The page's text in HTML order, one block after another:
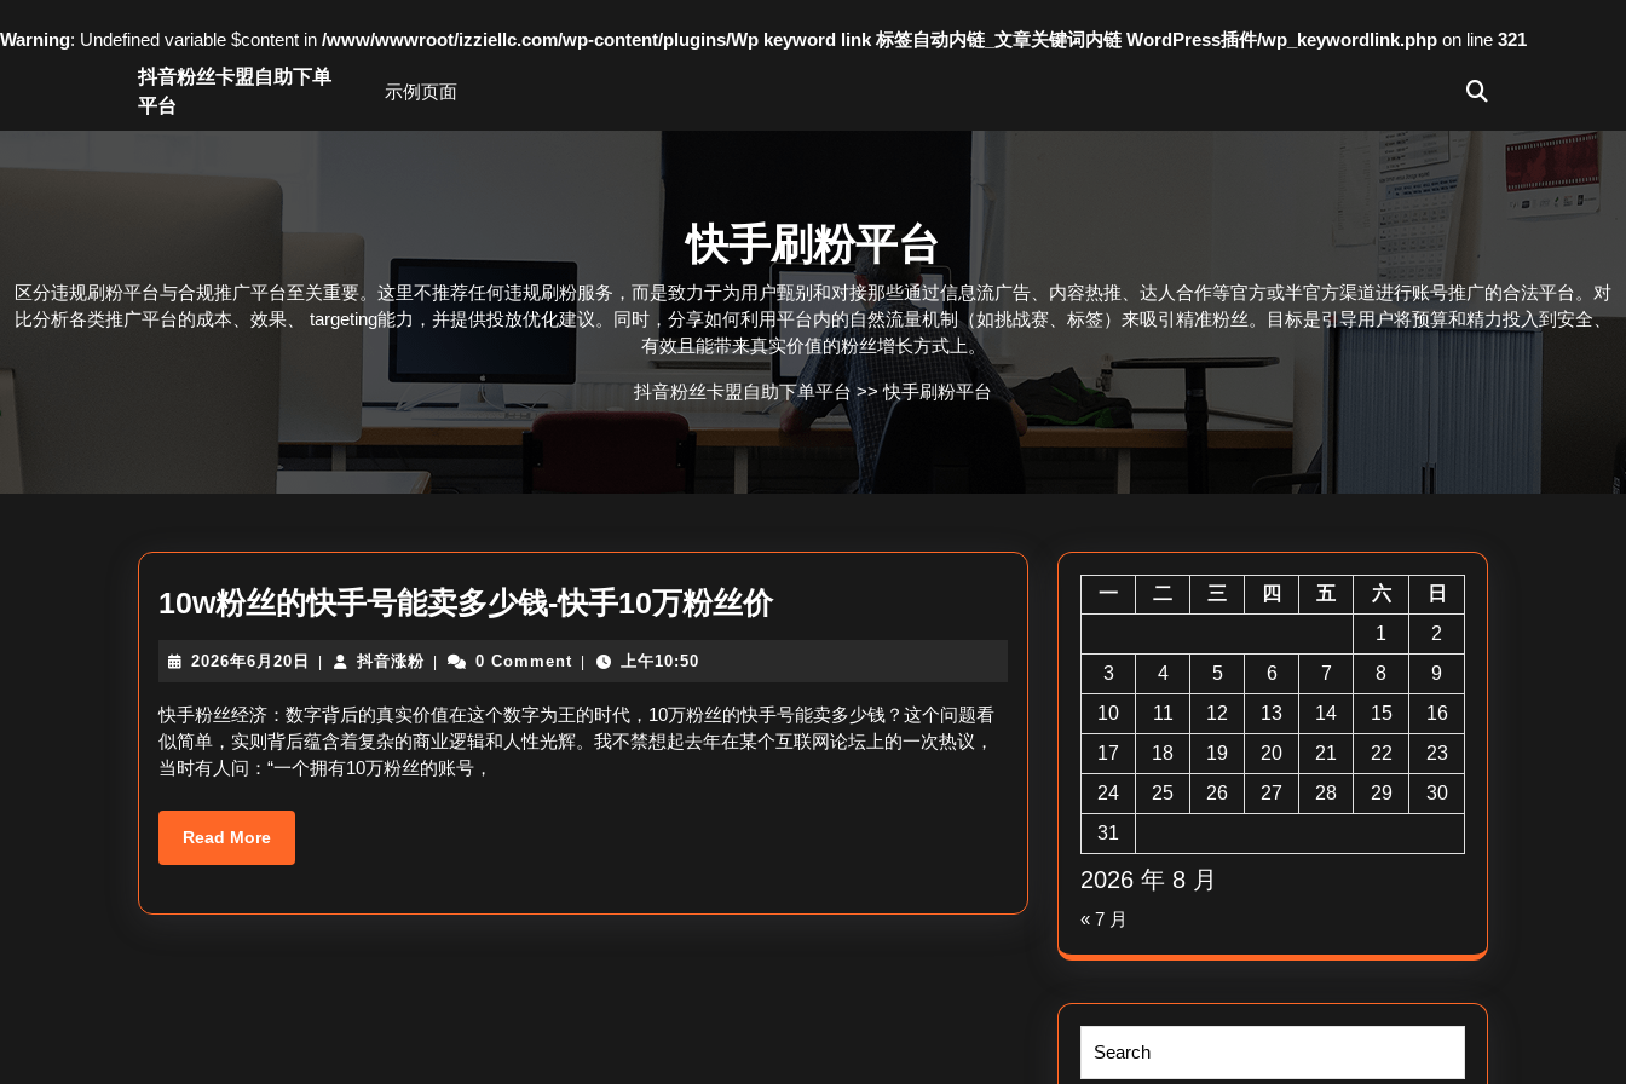
Warning: Undefined variable $content in /www/wwwroot/izziellc.com/wp-content/plugins/Wp keyword link 标签自动内链_文章关键词内链 WordPress插件/wp_keywordlink.php on line 321
抖音粉丝卡盟自助下单
平台
示例页面
快手刷粉平台
区分违规刷粉平台与合规推广平台至关重要。这里不推荐任何违规刷粉服务，而是致力于为用户甄别和对接那些通过信息流广告、内容热推、达人合作等官方或半官方渠道进行账号推广的合法平台。对
比分析各类推广平台的成本、效果、 targeting能力，并提供投放优化建议。同时，分享如何利用平台内的自然流量机制（如挑战赛、标签）来吸引精准粉丝。目标是引导用户将预算和精力投入到安全、
有效且能带来真实价值的粉丝增长方式上。
抖音粉丝卡盟自助下单平台>>快手刷粉平台
10w粉丝的快手号能卖多少钱-快手10万粉丝价10w
的
快
2026年6月20日
2026
6
月
20
日
抖音涨粉抖
涨
粉
0 Comment 上午10:50
快手粉丝经济：数字背后的真实价值在这个数字为王的时代，10万粉丝的快手号能卖多少钱？这个问题看
似简单，实则背后蕴含着复杂的商业逻辑和人性光辉。我不禁想起去年在某个互联网论坛上的一次热议，
当时有人问：“一个拥有10万粉丝的账号，
Read MoreRead
More
2026 年 8 月
一 二 三 四 五 六
日
1
2
3
4 5 6 7 8
9
10
11 12 13 14 15
16
17
18 19 20 21 22
23
24
25 26 27 28 29
30
31
« 7 月